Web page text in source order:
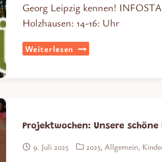
Georg Leipzig kennen!
Holzhausen: 14-16: Uhr
Weiterlesen TAG
DER
Projektwochen: Unsere schöne
9. Juli 2025 2025, Allgemein,